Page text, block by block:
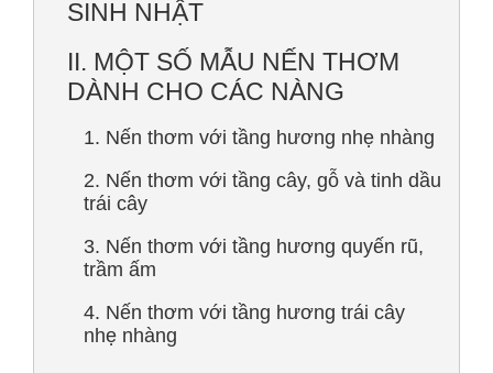
SINH NHẬT
II. MỘT SỐ MẪU NẾN THƠM
DÀNH CHO CÁC NÀNG
1. Nến thơm với tầng hương nhẹ nhàng
2. Nến thơm với tầng cây, gỗ và tinh dầu
trái cây
3. Nến thơm với tầng hương quyến rũ,
trầm ấm
4. Nến thơm với tầng hương trái cây
nhẹ nhàng
Cho Người Yêu Năm 2026